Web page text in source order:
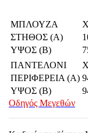
ΜΠΛΟΥΖΑ
ΣΤΗΘΟΣ (Α)
ΥΨΟΣ (Β)
ΠΑΝΤΕΛΟΝΙ
ΠΕΡΙΦΕΡΕΙΑ (Α)
ΥΨΟΣ (Β)
Οδηγός Μεγεθών